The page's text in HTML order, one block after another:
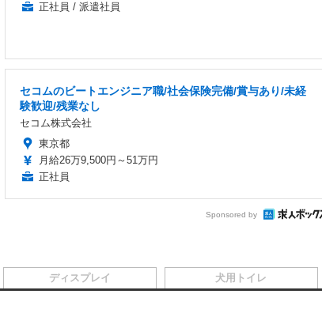
正社員 / 派遣社員
セコムのビートエンジニア職/社会保険完備/賞与あり/未経
験歓迎/残業なし
セコム株式会社
東京都
月給26万9,500円～51万円
正社員
Sponsored by
ディスプレイ 犬用トイレ